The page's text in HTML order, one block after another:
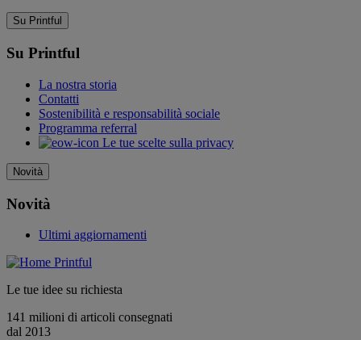
Su Printful
Su Printful
La nostra storia
Contatti
Sostenibilità e responsabilità sociale
Programma referral
Le tue scelte sulla privacy
Novità
Novità
Ultimi aggiornamenti
Le tue idee su richiesta
141 milioni di articoli consegnati
dal 2013